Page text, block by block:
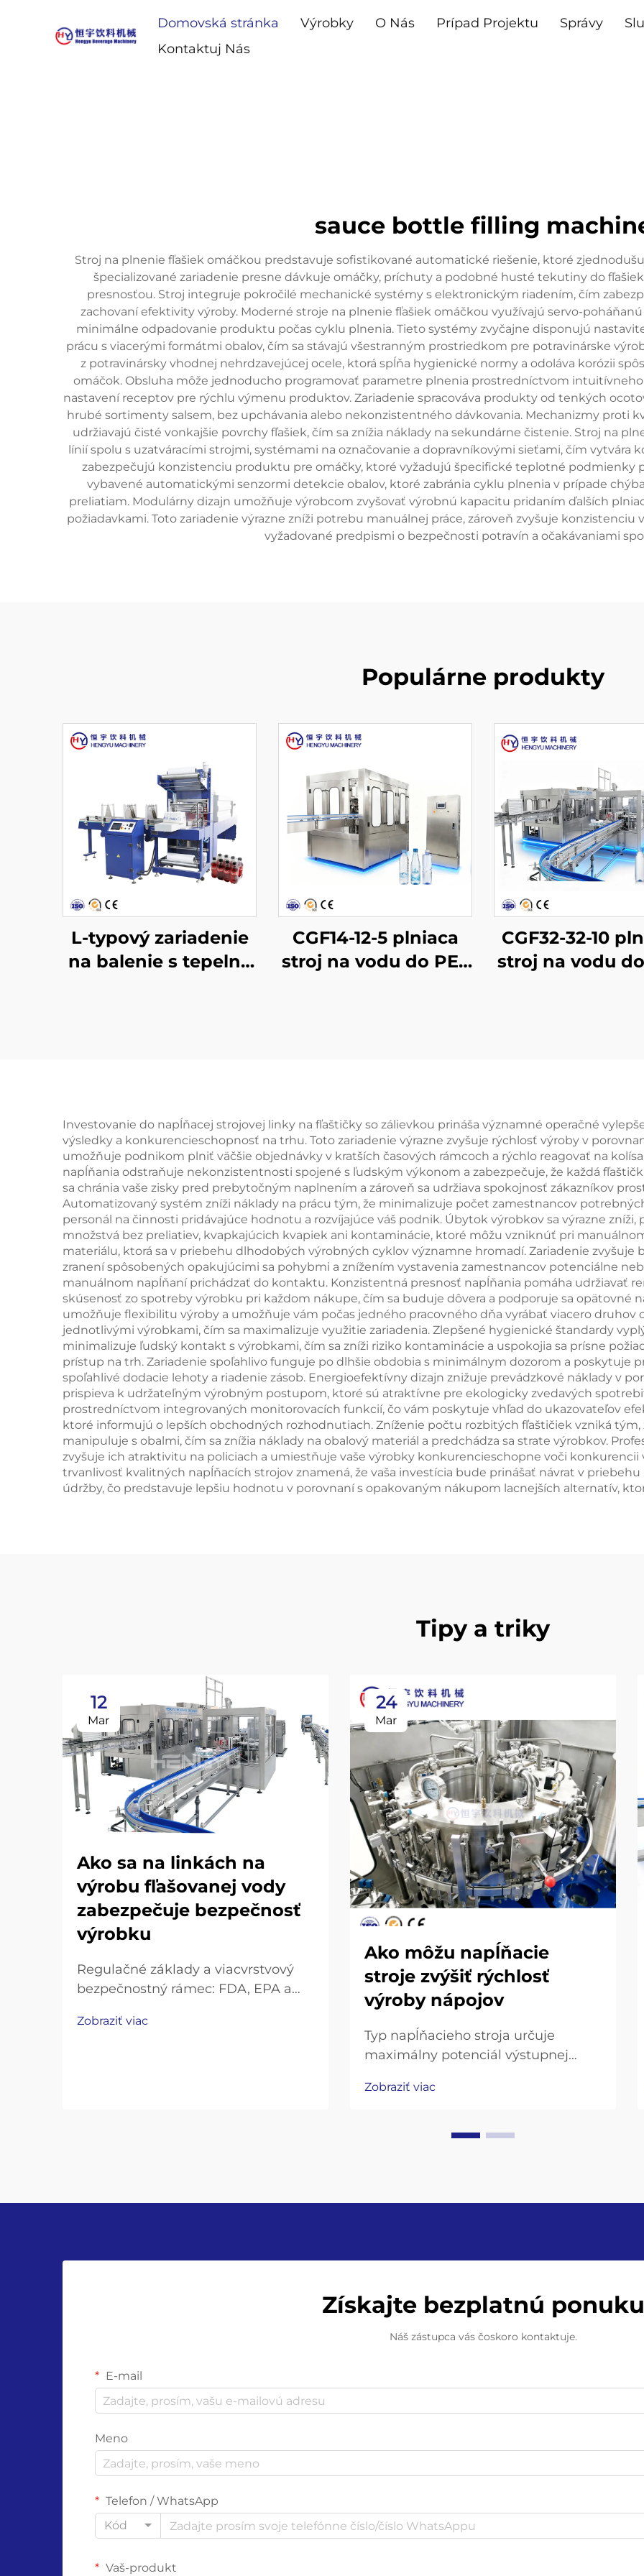
Domovská stránka Výrobky O Nás Prípad Projektu Správy
Kontaktuj Nás
sauce bottle filling
Stroj na plnenie fľašiek omáčkou predstavuje sofistikované automatické riešenie, ktoré
špecializované zariadenie presne dávkuje omáčky, príchuty a podobné husté tekutiny do
presnosťou. Stroj integruje pokročilé mechanické systémy s elektronickým riadením, čím
zachovaní efektivity výroby. Moderné stroje na plnenie fľašiek omáčkou využívajú servo-
minimálne odpadovanie produktu počas cyklu plnenia. Tieto systémy zvyčajne disponujú
prácu s viacerými formátmi obalov, čím sa stávajú všestranným prostriedkom pre potravinárske
z potravinársky vhodnej nehrdzavejúcej ocele, ktorá spĺňa hygienické normy a odoláva korózii
omáčok. Obsluha môže jednoducho programovať parametre plnenia prostredníctvom
nastavení receptov pre rýchlu výmenu produktov. Zariadenie spracováva produkty od tenkých
hrubé sortimenty salsem, bez upchávania alebo nekonzistentného dávkovania. Mechanizmy proti
udržiavajú čisté vonkajšie povrchy fľašiek, čím sa znížia náklady na sekundárne čistenie. Stroj na
línií spolu s uzatváracími strojmi, systémami na označovanie a dopravníkovými sieťami, čím
zabezpečujú konzistenciu produktu pre omáčky, ktoré vyžadujú špecifické teplotné podmienky
vybavené automatickými senzormi detekcie obalov, ktoré zabránia cyklu plnenia v prípade
preliatiam. Modulárny dizajn umožňuje výrobcom zvyšovať výrobnú kapacitu pridaním ďalších
požiadavkami. Toto zariadenie výrazne zníži potrebu manuálnej práce, zároveň zvyšuje
vyžadované predpismi o bezpečnosti potravín a očakávaniami
Populárne produkty
L-typový zariadenie
na balenie s tepelne
CGF14-12-5 plniaca
stroj na vodu do PET
CGF32-32-10
stroj na vodu
Investovanie do napĺňacej strojovej linky na fľaštičky so zálievkou prináša významné operačné
výsledky a konkurencieschopnosť na trhu. Toto zariadenie výrazne zvyšuje rýchlosť výroby v
umožňuje podnikom plniť väčšie objednávky v kratších časových rámcoch a rýchlo reagovať na
napĺňania odstraňuje nekonzistentnosti spojené s ľudským výkonom a zabezpečuje, že každá
sa chránia vaše zisky pred prebytočným naplnením a zároveň sa udržiava spokojnosť zákazníkov
Automatizovaný systém zníži náklady na prácu tým, že minimalizuje počet zamestnancov
personál na činnosti pridávajúce hodnotu a rozvíjajúce váš podnik. Úbytok výrobkov sa výrazne
množstvá bez preliatiev, kvapkajúcich kvapiek ani kontaminácie, ktoré môžu vzniknúť pri
materiálu, ktorá sa v priebehu dlhodobých výrobných cyklov významne hromadí. Zariadenie zvyšuje
zranení spôsobených opakujúcimi sa pohybmi a znížením vystavenia zamestnancov potenciálne
manuálnom napĺňaní prichádzať do kontaktu. Konzistentná presnosť napĺňania pomáha udržiavať
skúsenosť zo spotreby výrobku pri každom nákupe, čím sa buduje dôvera a podporuje sa opätovné
umožňuje flexibilitu výroby a umožňuje vám počas jedného pracovného dňa vyrábať viacero
jednotlivými výrobkami, čím sa maximalizuje využitie zariadenia. Zlepšené hygienické štandardy
minimalizuje ľudský kontakt s výrobkami, čím sa zníži riziko kontaminácie a uspokojia sa prísne
prístup na trh. Zariadenie spoľahlivo funguje po dlhšie obdobia s minimálnym dozorom a poskytuje
spoľahlivé dodacie lehoty a riadenie zásob. Energioefektívny dizajn znižuje prevádzkové náklady v
prispieva k udržateľným výrobným postupom, ktoré sú atraktívne pre ekologicky zvedavých
prostredníctvom integrovaných monitorovacích funkcií, čo vám poskytuje vhľad do ukazovateľov
ktoré informujú o lepších obchodných rozhodnutiach. Zníženie počtu rozbitých fľaštičiek vzniká
manipuluje s obalmi, čím sa znížia náklady na obalový materiál a predchádza sa strate výrobkov.
zvyšuje ich atraktivitu na policiach a umiestňuje vaše výrobky konkurencieschopne voči
trvanlivosť kvalitných napĺňacích strojov znamená, že vaša investícia bude prinášať návrat v
údržby, čo predstavuje lepšiu hodnotu v porovnaní s opakovaným nákupom lacnejších alternatív,
Tipy a triky
12
Mar
Ako sa na linkách na
výrobu fľašovanej vody
zabezpečuje bezpečnosť
výrobku
Regulačné základy a viacvrstvový
bezpečnostný rámec: FDA, EPA a
výrobné linky pre balenú vodu.
Zobraziť viac
24
Mar
Ako môžu napĺňacie
stroje zvýšiť rýchlosť
výroby nápojov
Typ napĺňacieho stroja určuje
maximálny potenciál výstupnej
gravitačným, izobarickým a
medzi rýchlosťou a presnosťou
Zobraziť viac
Získajte bezplatnú ponuku
Náš zástupca vás čoskoro kontaktuje.
E-mail
Meno
Telefon / WhatsApp
Kód
Vaš-produkt